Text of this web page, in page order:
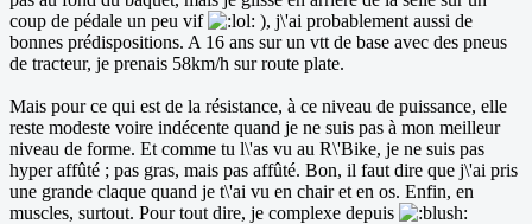
coup de pédale un peu vif
), j\'ai probablement aussi de
bonnes prédispositions. A 16 ans sur un vtt de base avec des pneus
de tracteur, je prenais 58km/h sur route plate.
Mais pour ce qui est de la résistance, à ce niveau de puissance, elle
reste modeste voire indécente quand je ne suis pas à mon meilleur
niveau de forme. Et comme tu l\'as vu au R\'Bike, je ne suis pas
hyper affûté ; pas gras, mais pas affûté. Bon, il faut dire que j\'ai pris
une grande claque quand je t\'ai vu en chair et en os. Enfin, en
muscles, surtout. Pour tout dire, je complexe depuis